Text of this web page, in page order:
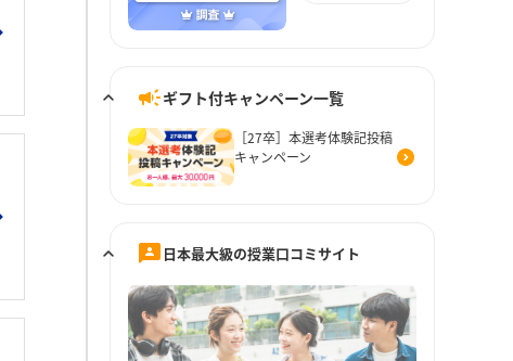
ギフト付キャンペーン一覧
［27卒］本選考体験記投稿
キャンペーン
日本最大級の授業口コミサイト